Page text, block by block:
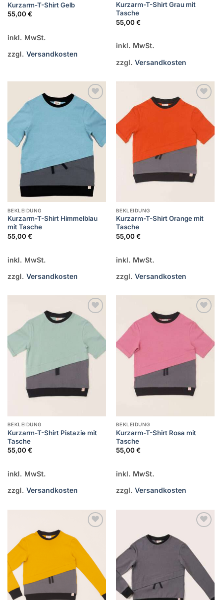
Kurzarm-T-Shirt Gelb
55,00 €
inkl. MwSt.
zzgl. Versandkosten
Kurzarm-T-Shirt Grau mit
Tasche
55,00 €
inkl. MwSt.
zzgl. Versandkosten
Zur
Wunschliste
BEKLEIDUNG
Kurzarm-T-Shirt Himmelblau
mit Tasche
55,00 €
inkl. MwSt.
zzgl. Versandkosten
Zur
Wunschliste
hinzufügen
BEKLEIDUNG
Kurzarm-T-Shirt Orange mit
Tasche
55,00 €
inkl. MwSt.
zzgl. Versandkosten
Zur
Wunschliste
hinzufügen
BEKLEIDUNG
Kurzarm-T-Shirt Pistazie mit
Tasche
55,00 €
inkl. MwSt.
zzgl. Versandkosten
Zur
Wunschliste
hinzufügen
BEKLEIDUNG
Kurzarm-T-Shirt Rosa mit
Tasche
55,00 €
inkl. MwSt.
zzgl. Versandkosten
Wunschliste
hinzufügen
Wunschliste
hinzufügen